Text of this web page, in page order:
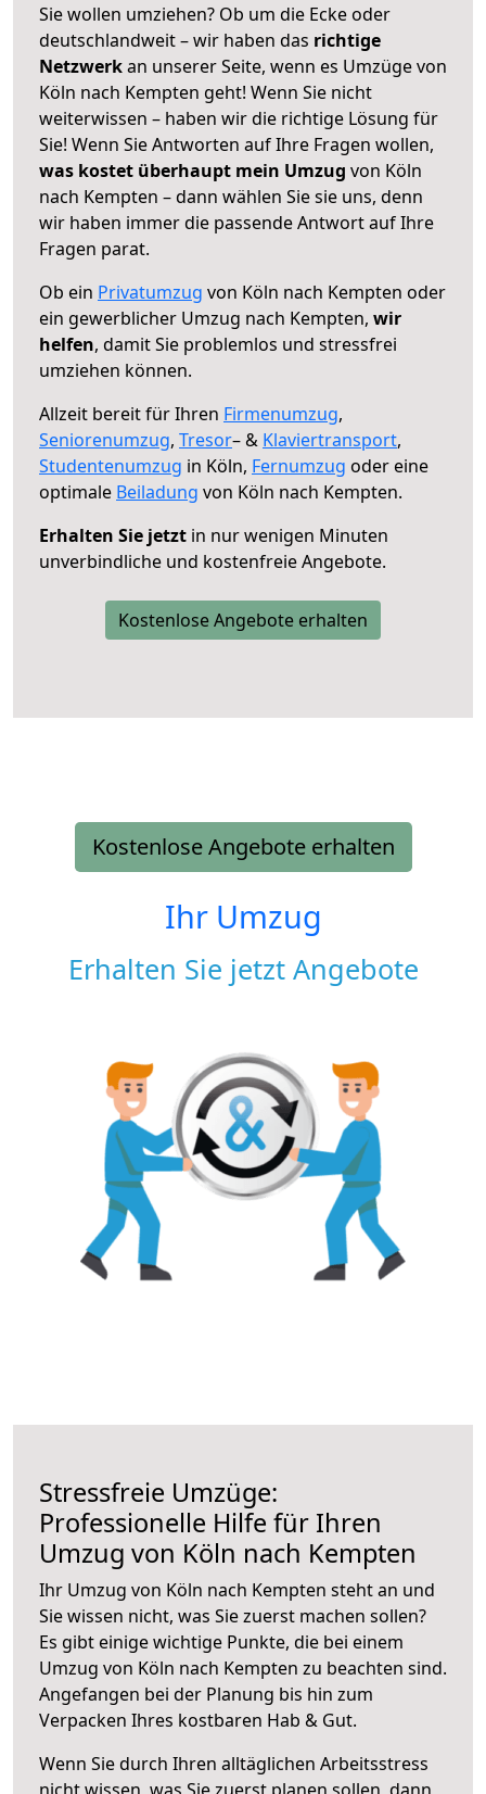
Sie wollen umziehen? Ob um die Ecke oder
deutschlandweit – wir haben das richtige
Netzwerkan unserer Seite, wenn es Umzüge von
Köln nach Kempten geht! Wenn Sie nicht
weiterwissen – haben wir die richtige Lösung für
Sie! Wenn Sie Antworten auf Ihre Fragen wollen,
was kostet überhaupt mein Umzug von Köln
nach Kempten – dann wählen Sie sie uns, denn
wir haben immer die passende Antwort auf Ihre
Fragen parat.
Ob ein Privatumzug von Köln nach Kempten oder
ein gewerblicher Umzug nach Kempten, wir
helfen, damit Sie problemlos und stressfrei
umziehen können.
Allzeit bereit für Ihren Firmenumzug,
Seniorenumzug, Tresor– & Klaviertransport,
Studentenumzug in Köln, Fernumzug oder eine
optimale Beiladung von Köln nach Kempten.
Erhalten Sie jetzt in nur wenigen Minuten
unverbindliche und kostenfreie Angebote.
Kostenlose Angebote erhalten
Kostenlose Angebote erhalten
Ihr Umzug
Erhalten Sie jetzt Angebote
Stressfreie Umzüge:
Professionelle Hilfe für Ihren
Umzug von Köln nach Kempten
Ihr Umzug von Köln nach Kempten steht an und
Sie wissen nicht, was Sie zuerst machen sollen?
Es gibt einige wichtige Punkte, die bei einem
Umzug von Köln nach Kempten zu beachten sind.
Angefangen bei der Planung bis hin zum
Verpacken Ihres kostbaren Hab & Gut.
Wenn Sie durch Ihren alltäglichen Arbeitsstress